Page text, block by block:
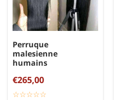
Perruque
malesienne
humains
€265,00
☆☆☆☆☆
★★★★★